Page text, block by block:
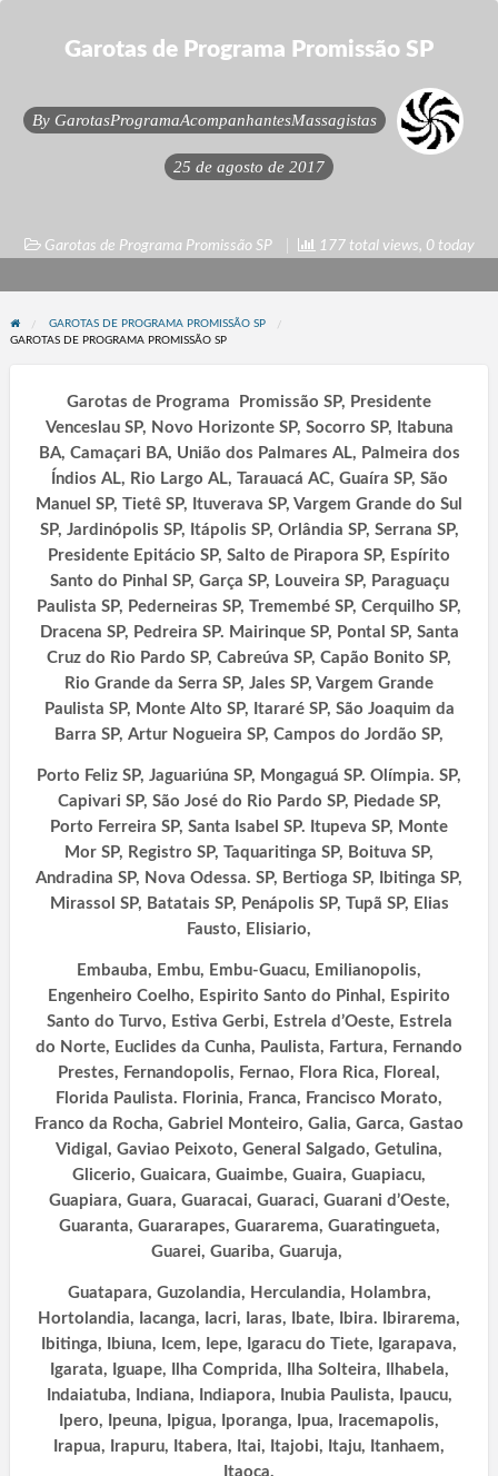
Garotas de Programa Promissão SP
By GarotasProgramaAcompanhantesMassagistas
25 de agosto de 2017
Garotas de Programa Promissão SP 177 total views, 0 today
GAROTAS DE PROGRAMA PROMISSÃO SP
GAROTAS DE PROGRAMA PROMISSÃO SP
Garotas de Programa Promissão SP, Presidente
Venceslau SP, Novo Horizonte SP, Socorro SP, Itabuna
BA, Camaçari BA, União dos Palmares AL, Palmeira dos
Índios AL, Rio Largo AL, Tarauacá AC, Guaíra SP, São
Manuel SP, Tietê SP, Ituverava SP, Vargem Grande do Sul
SP, Jardinópolis SP, Itápolis SP, Orlândia SP, Serrana SP,
Presidente Epitácio SP, Salto de Pirapora SP, Espírito
Santo do Pinhal SP, Garça SP, Louveira SP, Paraguaçu
Paulista SP, Pederneiras SP, Tremembé SP, Cerquilho SP,
Dracena SP, Pedreira SP. Mairinque SP, Pontal SP, Santa
Cruz do Rio Pardo SP, Cabreúva SP, Capão Bonito SP,
Rio Grande da Serra SP, Jales SP, Vargem Grande
Paulista SP, Monte Alto SP, Itararé SP, São Joaquim da
Barra SP, Artur Nogueira SP, Campos do Jordão SP,
Porto Feliz SP, Jaguariúna SP, Mongaguá SP. Olímpia. SP,
Capivari SP, São José do Rio Pardo SP, Piedade SP,
Porto Ferreira SP, Santa Isabel SP. Itupeva SP, Monte
Mor SP, Registro SP, Taquaritinga SP, Boituva SP,
Andradina SP, Nova Odessa. SP, Bertioga SP, Ibitinga SP,
Mirassol SP, Batatais SP, Penápolis SP, Tupã SP, Elias
Fausto, Elisiario,
Embauba, Embu, Embu-Guacu, Emilianopolis,
Engenheiro Coelho, Espirito Santo do Pinhal, Espirito
Santo do Turvo, Estiva Gerbi, Estrela d’Oeste, Estrela
do Norte, Euclides da Cunha, Paulista, Fartura, Fernando
Prestes, Fernandopolis, Fernao, Flora Rica, Floreal,
Florida Paulista. Florinia, Franca, Francisco Morato,
Franco da Rocha, Gabriel Monteiro, Galia, Garca, Gastao
Vidigal, Gaviao Peixoto, General Salgado, Getulina,
Glicerio, Guaicara, Guaimbe, Guaira, Guapiacu,
Guapiara, Guara, Guaracai, Guaraci, Guarani d’Oeste,
Guaranta, Guararapes, Guararema, Guaratingueta,
Guarei, Guariba, Guaruja,
Guatapara, Guzolandia, Herculandia, Holambra,
Hortolandia, Iacanga, Iacri, Iaras, Ibate, Ibira. Ibirarema,
Ibitinga, Ibiuna, Icem, Iepe, Igaracu do Tiete, Igarapava,
Igarata, Iguape, Ilha Comprida, Ilha Solteira, Ilhabela,
Indaiatuba, Indiana, Indiapora, Inubia Paulista, Ipaucu,
Ipero, Ipeuna, Ipigua, Iporanga, Ipua, Iracemapolis,
Irapua, Irapuru, Itabera, Itai, Itajobi, Itaju, Itanhaem,
Itaoca,